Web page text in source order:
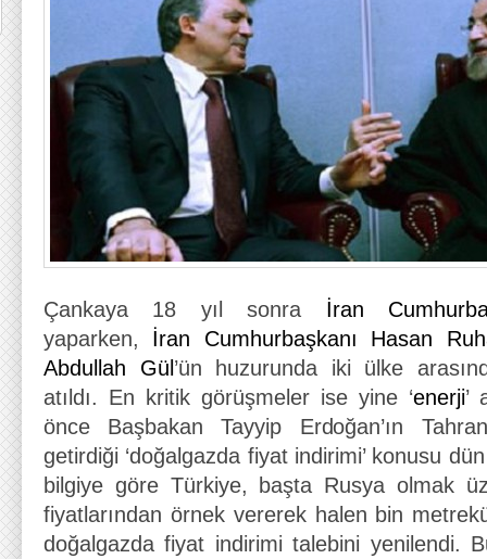
Çankaya 18 yıl sonra İran
yaparken, İran Cumhurbaşkanı
Hasan
Abdullah Gül ’ün huzurunda iki ülke
atıldı. En kritik görüşmeler ise yine ‘enerji’
önce Başbakan Tayyip Erdoğan’ın
getirdiği ‘doğalgazda fiyat indirimi’ konusu
bilgiye göre Türkiye, başta Rusya olmak
fiyatlarından örnek vererek halen bin
doğalgazda fiyat indirimi talebini yenilendi.